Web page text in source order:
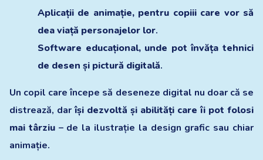
Aplicații de animație, pentru copiii care vor să
dea viață personajelor lor.
Software educațional, unde pot învăța tehnici
de desen și pictură digitală.
Un copil care începe să deseneze digital nu doar că se
distrează, darîși dezvoltă și abilități care îi pot folosi
mai târziu– de la ilustrație la design grafic sau chiar
animație.